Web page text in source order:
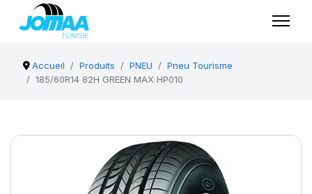
Accueil Produits PNEU
Pneu Tourisme
185/60R14 82H GREEN MAX HP010